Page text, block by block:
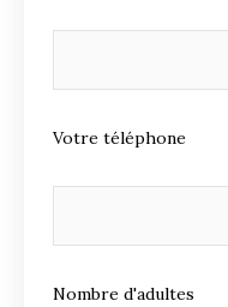
Votre téléphone
Nombre d'adultes